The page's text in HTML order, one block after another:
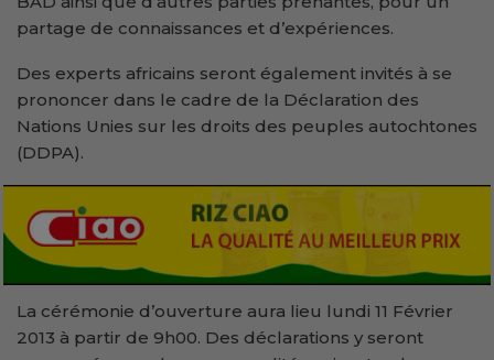
partage de connaissances et d’expériences.
Des experts africains seront également invités à se
prononcer dans le cadre de la Déclaration des
Nations Unies sur les droits des peuples autochtones
(DDPA).
La cérémonie d’ouverture aura lieu lundi 11 Février
2013 à partir de 9h00. Des déclarations y seront